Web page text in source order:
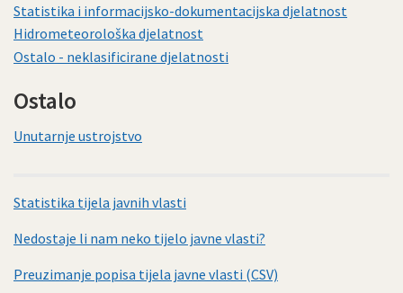
Statistika i informacijsko-dokumentacijska djelatnost
Hidrometeorološka djelatnost
Ostalo - neklasificirane djelatnosti
Ostalo
Unutarnje ustrojstvo
Statistika tijela javnih vlasti
Nedostaje li nam neko tijelo javne vlasti?
Preuzimanje popisa tijela javne vlasti (CSV)